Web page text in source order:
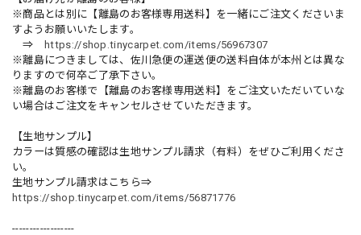
※商品とは別に【離島のお客様専用送料】を一緒にご注文くださいま
すようお願いいたします。
⇒ https://shop.tinycarpet.com/items/56967307
※離島につきましては、佐川急便の運送便の送料自体が本州とは異な
りますので何卒ご了承下さい。
※離島のお客様で【離島のお客様専用送料】をご注文いただいていな
い場合はご注文をキャンセルさせていただきます。
【生地サンプル】
カラーは質感の確認は生地サンプル請求（有料）をぜひご利用くださ
い。
生地サンプル請求はこちら⇒
https://shop.tinycarpet.com/items/56871776
------------------